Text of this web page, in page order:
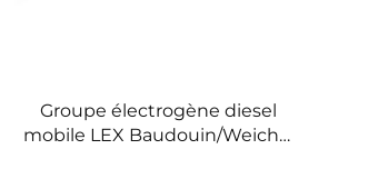
Groupe électrogène diesel
mobile LEX Baudouin/Weichai